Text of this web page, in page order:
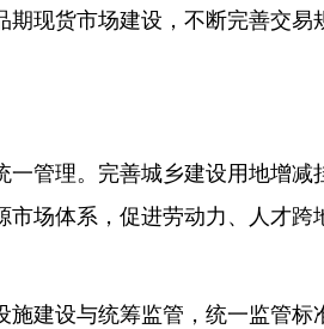
现货市场建设，不断完善交易
管理。完善城乡建设用地增
场体系，促进劳动力、人才跨
建设与统筹监管，统一监管标